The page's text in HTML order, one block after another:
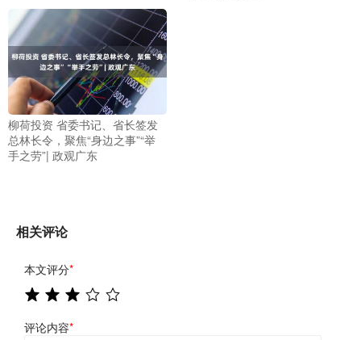
柳荷投资 省委书记、省长签发
总林长令，聚焦“身边之事”“举
手之劳”| 政观广东
相关评论
本文评分*
评论内容*